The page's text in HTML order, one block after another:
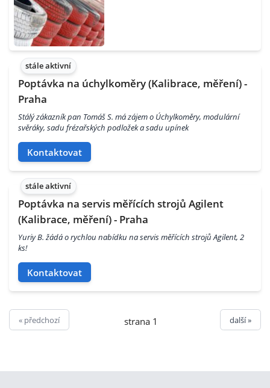
stále aktivní
Poptávka na úchylkoměry (Kalibrace, měření) -
Praha
Stálý zákazník pan Tomáš S. má zájem o Úchylkoměry, modulární
svěráky, sadu frézařských podložek a sadu upínek
Kontaktovat
stále aktivní
Poptávka na servis měřících strojů Agilent
(Kalibrace, měření) - Praha
Yuriy B. žádá o rychlou nabídku na servis měřících strojů Agilent, 2
ks!
Kontaktovat
« předchozí strana 1 další »